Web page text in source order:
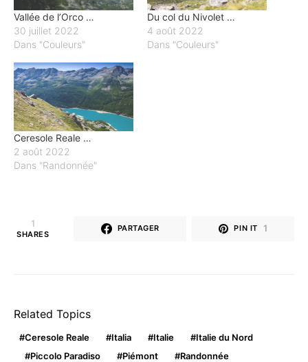
Vallée de l’Orco …
30 juillet 2022
Dans "Couleurs"
Du col du Nivolet …
4 août 2022
Dans "Couleurs"
Ceresole Reale …
2 août 2022
Dans "Randonnée"
1
SHARES
PARTAGER PIN IT 1
Related Topics
Ceresole Reale Italia Italie
Italie du Nord
Piccolo Paradiso
Piémont Randonnée